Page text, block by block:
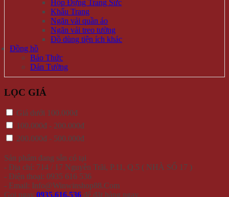
Hộp Đựng Trang Sức
Khẩu Trang
Ngăn vải quần áo
Ngăn vải treo tường
Đồ dùng tiện ích khác
Đồng hồ
Báo Thức
Dán Tường
LỌC GIÁ
Giá dưới 100.000đ
100.000đ - 200.000đ
200.000đ - 500.000đ
Sản phẩm đang sẵn có tại
- Địa chỉ: 714 / 17 Nguyễn Trãi, P.11, Q.5 ( NHÀ SỐ 17 )
- Điện thoại: 0935 616 536
- Email: Info@Winwinshop88.Com
Gọi ngay 0935.616.536 để đặt hàng ngay.